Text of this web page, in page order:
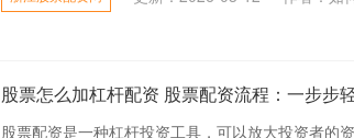
股票怎么加杠杆配资 股票配资流程：一步步
股票配资是一种杠杆投资工具，可以放大投资者的